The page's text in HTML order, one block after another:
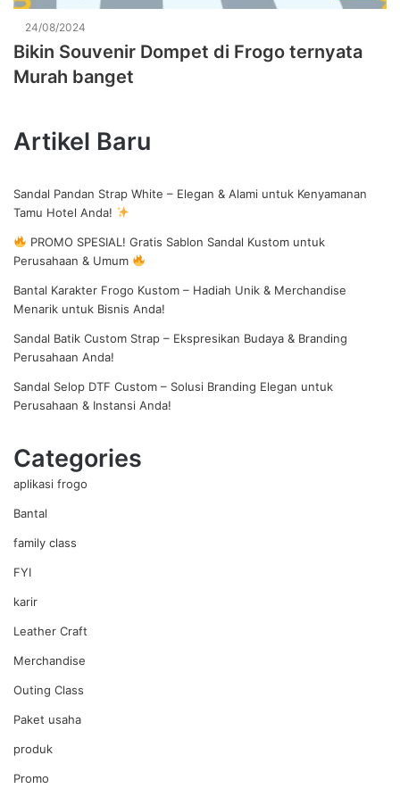
24/08/2024
Bikin Souvenir Dompet di Frogo ternyata
Murah banget
Artikel Baru
Sandal Pandan Strap White – Elegan & Alami untuk Kenyamanan
Tamu Hotel Anda!
PROMO SPESIAL! Gratis Sablon Sandal Kustom untuk
Perusahaan & Umum
Bantal Karakter Frogo Kustom – Hadiah Unik & Merchandise
Menarik untuk Bisnis Anda!
Sandal Batik Custom Strap – Ekspresikan Budaya & Branding
Perusahaan Anda!
Sandal Selop DTF Custom – Solusi Branding Elegan untuk
Perusahaan & Instansi Anda!
Categories
aplikasi frogo
Bantal
family class
FYI
karir
Leather Craft
Merchandise
Outing Class
Paket usaha
produk
Promo